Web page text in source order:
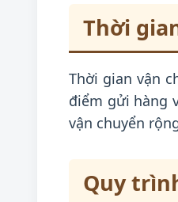
Thời
Thời gian vận
điểm gửi hàng
vận chuyển
Quy